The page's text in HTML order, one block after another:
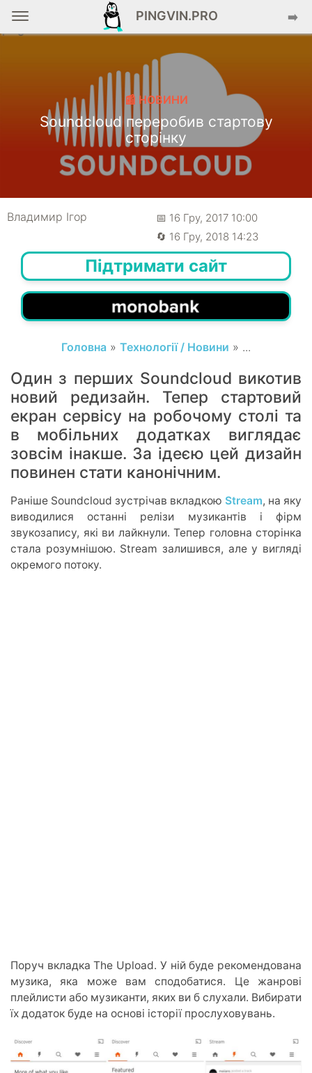
PINGVIN.PRO ➡️
📰 НОВИНИ
Soundcloud переробив стартову
сторінку
Владимир Ігор
📅 16 Гру, 2017 10:00
🔄 16 Гру, 2018 14:23
Підтримати сайт
Головна » Технології / Новини » ...
Один з перших Soundcloud викотив
новий редизайн. Тепер стартовий
екран сервісу на робочому столі та
в мобільних додатках виглядає
зовсім інакше. За ідеєю цей дизайн
повинен стати канонічним.
Раніше Soundcloud зустрічав вкладкою Stream, на яку
виводилися останні релізи музикантів і фірм
звукозапису, які ви лайкнули. Тепер головна сторінка
стала розумнішою. Stream залишився, але у вигляді
окремого потоку.
Поруч вкладка The Upload. У ній буде рекомендована
музика, яка може вам сподобатися. Це жанрові
плейлисти або музиканти, яких ви б слухали. Вибирати
їх додаток буде на основі історії прослуховувань.